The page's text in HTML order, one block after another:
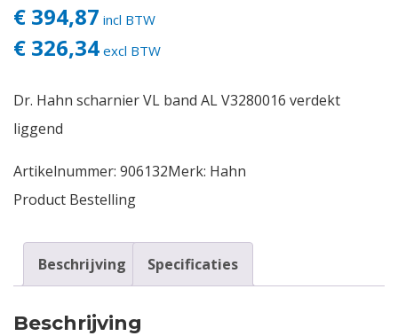
€ 394,87 incl BTW
€ 326,34 excl BTW
Dr. Hahn scharnier VL band AL V3280016 verdekt
liggend
Artikelnummer: 906132Merk: Hahn
Product Bestelling
Beschrijving Specificaties
Beschrijving